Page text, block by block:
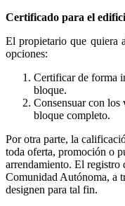
Certificado para el
El propietario que quiera
opciones:
Certificar de forma
bloque.
Consensuar con
bloque completo.
Por otra parte, la
toda oferta, promoción o
arrendamiento. El registro
Comunidad Autónoma, a
designen para tal fin.